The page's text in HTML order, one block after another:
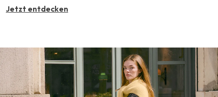
Jetzt entdecken